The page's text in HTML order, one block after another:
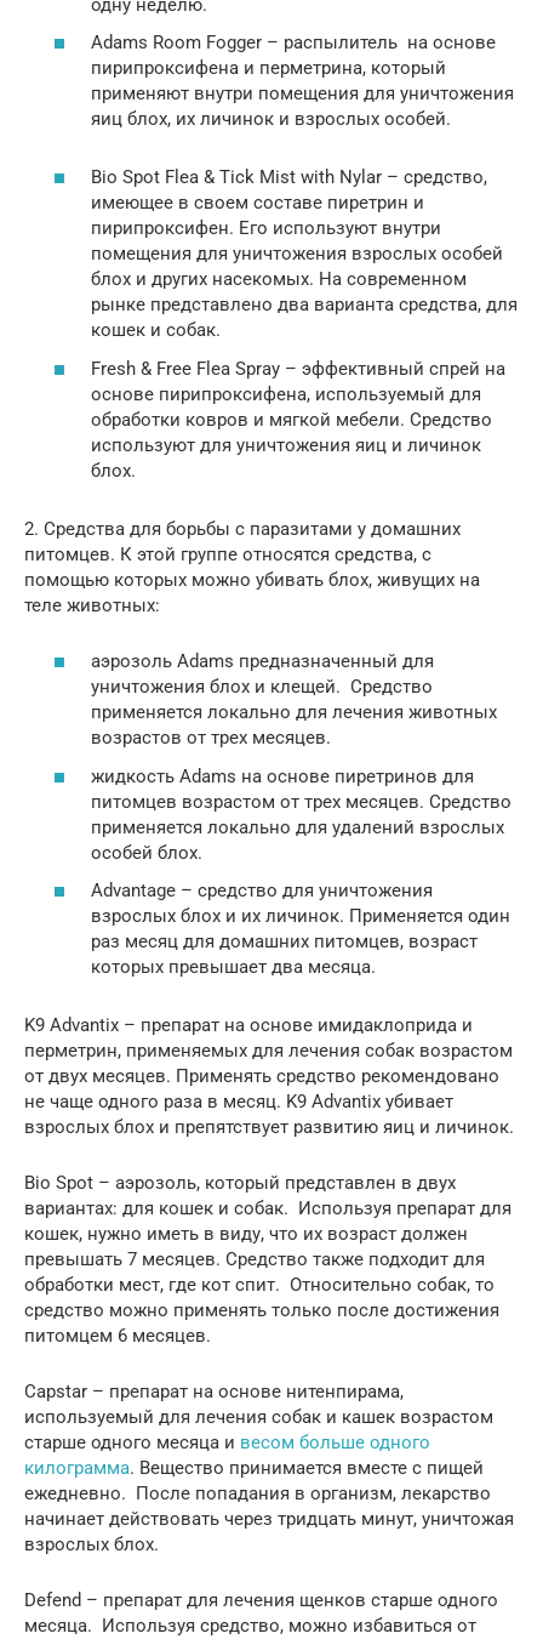
одну неделю.
Adams Room Fogger – распылитель на основе
пирипроксифена и перметрина, который
применяют внутри помещения для уничтожения
яиц блох, их личинок и взрослых особей.
Bio Spot Flea & Tick Mist with Nylar – средство,
имеющее в своем составе пиретрин и
пирипроксифен. Его используют внутри
помещения для уничтожения взрослых особей
блох и других насекомых. На современном
рынке представлено два варианта средства, для
кошек и собак.
Fresh & Free Flea Spray – эффективный спрей на
основе пирипроксифена, используемый для
обработки ковров и мягкой мебели. Средство
используют для уничтожения яиц и личинок
блох.
2. Средства для борьбы с паразитами у домашних
питомцев. К этой группе относятся средства, с
помощью которых можно убивать блох, живущих на
теле животных:
аэрозоль Adams предназначенный для
уничтожения блох и клещей. Средство
применяется локально для лечения животных
возрастов от трех месяцев.
жидкость Adams на основе пиретринов для
питомцев возрастом от трех месяцев. Средство
применяется локально для удалений взрослых
особей блох.
Advantage – средство для уничтожения
взрослых блох и их личинок. Применяется один
раз месяц для домашних питомцев, возраст
которых превышает два месяца.
K9 Advantix – препарат на основе имидаклоприда и
перметрин, применяемых для лечения собак возрастом
от двух месяцев. Применять средство рекомендовано
не чаще одного раза в месяц. K9 Advantix убивает
взрослых блох и препятствует развитию яиц и личинок.
Bio Spot – аэрозоль, который представлен в двух
вариантах: для кошек и собак. Используя препарат для
кошек, нужно иметь в виду, что их возраст должен
превышать 7 месяцев. Средство также подходит для
обработки мест, где кот спит. Относительно собак, то
средство можно применять только после достижения
питомцем 6 месяцев.
Capstar – препарат на основе нитенпирама,
используемый для лечения собак и кашек возрастом
старше одного месяца и весом больше одного
килограмма. Вещество принимается вместе с пищей
ежедневно. После попадания в организм, лекарство
начинает действовать через тридцать минут, уничтожая
взрослых блох.
Defend – препарат для лечения щенков старше одного
месяца. Используя средство, можно избавиться от